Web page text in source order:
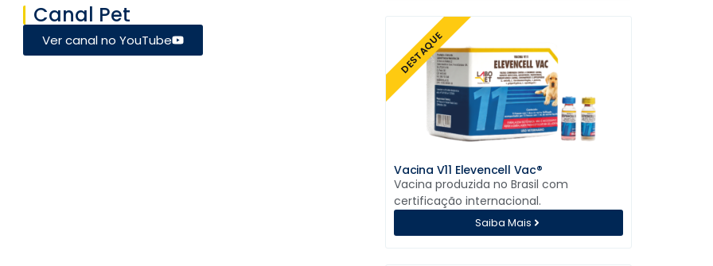
Canal Pet
Ver canal no YouTube DESTAQUE
Saiba Mais
Vacina V11 Elevencell Vac®
Vacina produzida no Brasil com
certificação internacional.